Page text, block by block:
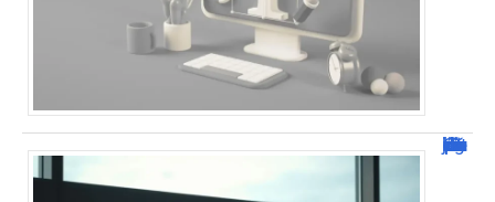
Combien de jour pour un décès d’un parent à l’étranger ?